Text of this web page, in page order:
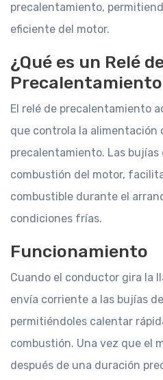
precalentamiento,
eficiente del motor.
¿Qué es un Relé
El relé de precalentamiento
que controla la alimentación
precalentamiento. Las
combustión del motor,
combustible durante el
condiciones frías.
Funcionamiento
Cuando el conductor gira la
envía corriente a las bujías
permitiéndoles calentar
combustión. Una vez que el
después de una duración